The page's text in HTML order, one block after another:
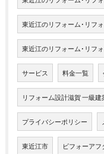
東近江のリフォーム･リフ
東近江のリフォーム･リフ
サービス 料金一覧
リフォーム設計滋賀 一級
プライバシーポリシー
東近江市 ビフォーアフ